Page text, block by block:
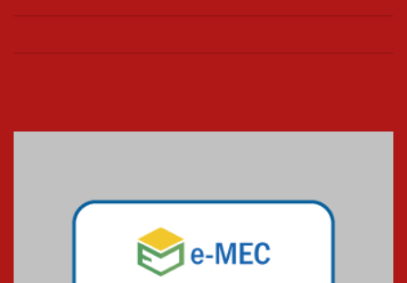
Mackenzie mobiliza campanha
solidária para apoiar famílias em
Minas Gerais